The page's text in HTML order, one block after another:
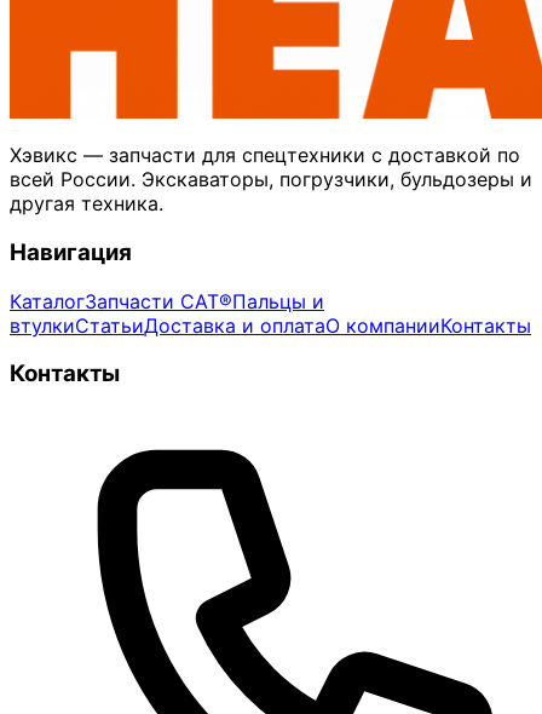
Хэвикс — запчасти для спецтехники с доставкой по
всей России. Экскаваторы, погрузчики, бульдозеры и
другая техника.
Навигация
КаталогЗапчасти CAT®Пальцы и
втулкиСтатьиДоставка и оплатаО компанииКонтакты
Контакты